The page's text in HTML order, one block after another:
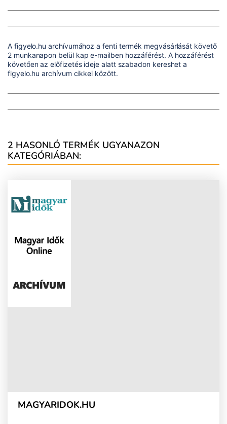
A figyelo.hu archívumához a fenti termék megvásárlását követő
2 munkanapon belül kap e-mailben hozzáférést. A hozzáférést
követően az előfizetés ideje alatt szabadon kereshet a
figyelo.hu archívum cikkei között.
2 HASONLÓ TERMÉK UGYANAZON
KATEGÓRIÁBAN:
MAGYARIDOK.HU